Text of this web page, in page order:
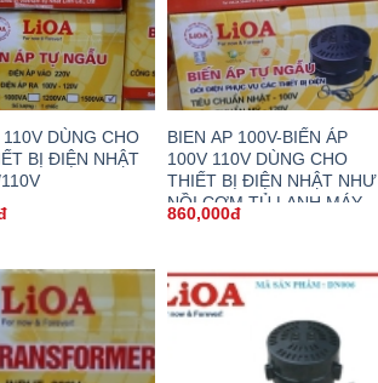
110V DÙNG CHO
BỊ ĐIỆN NHẬT
BIEN AP 100V-BIẾN ÁP
100V 110V DÙNG CHO
THIẾT BỊ ĐIỆN NHẬT NHƯ
NỒI CƠM TỦ LẠNH MÁY
GIẶT
860,000đ